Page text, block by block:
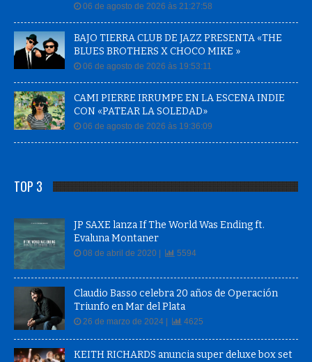
06 de agosto de 2026 às 21:27:58
BAJO TIERRA CLUB DE JAZZ PRESENTA «THE
BLUES BROTHERS X CHOCO MIKE »
06 de agosto de 2026 às 19:53:11
CAMI PIERRE IRRUMPE EN LA ESCENA INDIE
CON «PATEAR LA SOLEDAD»
06 de agosto de 2026 às 19:36:09
TOP 3
JP SAXE lanza If The World Was Ending ft.
Evaluna Montaner
08 de abril de 2020 | 5594
Claudio Basso celebra 20 años de Operación
Triunfo en Mar del Plata
26 de marzo de 2024 | 4625
KEITH RICHARDS anuncia super deluxe box set